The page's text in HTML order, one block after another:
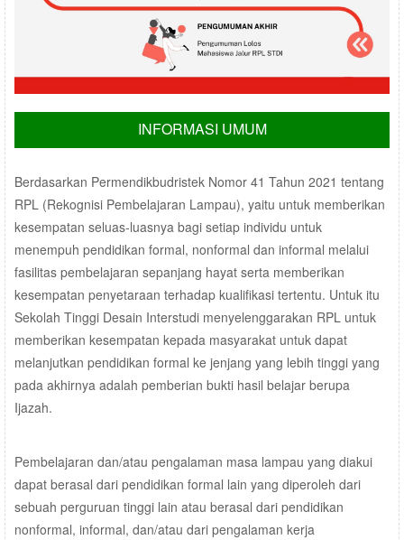
INFORMASI UMUM
Berdasarkan Permendikbudristek Nomor 41 Tahun 2021 tentang
RPL (Rekognisi Pembelajaran Lampau), yaitu untuk memberikan
kesempatan seluas-luasnya bagi setiap individu untuk
menempuh pendidikan formal, nonformal dan informal melalui
fasilitas pembelajaran sepanjang hayat serta memberikan
kesempatan penyetaraan terhadap kualifikasi tertentu. Untuk itu
Sekolah Tinggi Desain Interstudi menyelenggarakan RPL untuk
memberikan kesempatan kepada masyarakat untuk dapat
melanjutkan pendidikan formal ke jenjang yang lebih tinggi yang
pada akhirnya adalah pemberian bukti hasil belajar berupa
Ijazah.
Pembelajaran dan/atau pengalaman masa lampau yang diakui
dapat berasal dari pendidikan formal lain yang diperoleh dari
sebuah perguruan tinggi lain atau berasal dari pendidikan
nonformal, informal, dan/atau dari pengalaman kerja